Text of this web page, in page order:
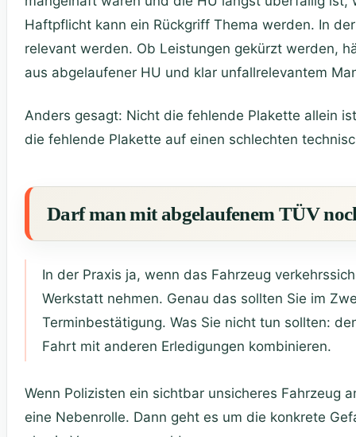
Haftpflicht kann ein Rückgriff Thema werden. In
relevant werden. Ob Leistungen gekürzt werden,
aus abgelaufener HU und klar unfallrelevantem
Anders gesagt: Nicht die fehlende Plakette allein
die fehlende Plakette auf einen schlechten
Darf man mit abgelaufenem TÜV
In der Praxis ja, wenn das Fahrzeug
Werkstatt nehmen. Genau das sollten Sie im
Terminbestätigung. Was Sie nicht tun sollten:
Fahrt mit anderen Erledigungen kombinieren.
Wenn Polizisten ein sichtbar unsicheres Fahrzeug
eine Nebenrolle. Dann geht es um die konkrete